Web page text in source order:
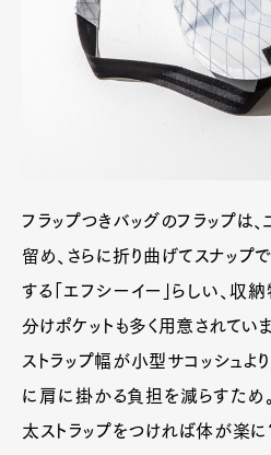
フラップつきバッグのフラップは
留め、さらに折り曲げてスナップ
する「エフシーイー」らしい、収
分けポケットも多く用意されていま
ストラップ幅が小型サコッシュよ
に肩に掛かる負担を減らすため。
太ストラップをつければ体が楽に